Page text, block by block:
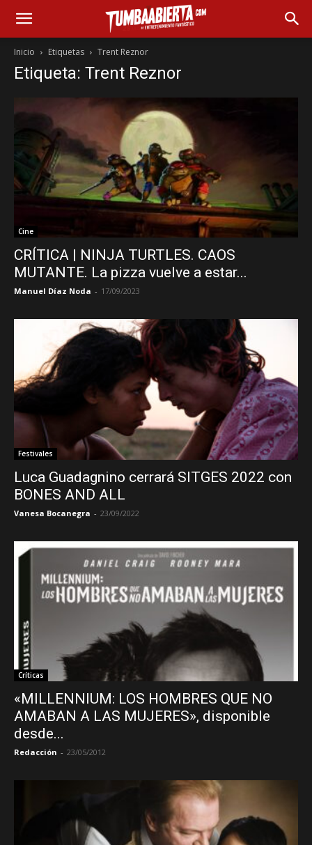
Inicio Etiquetas Trent Reznor
Etiqueta: Trent Reznor
Cine
CRÍTICA | NINJA TURTLES. CAOS
MUTANTE. La pizza vuelve a estar...
Manuel Díaz Noda - 17/09/2023
Festivales
Luca Guadagnino cerrará SITGES 2022 con
BONES AND ALL
Vanesa Bocanegra - 23/09/2022
Críticas
«MILLENNIUM: LOS HOMBRES QUE NO
AMABAN A LAS MUJERES», disponible
desde...
Redacción - 23/05/2012